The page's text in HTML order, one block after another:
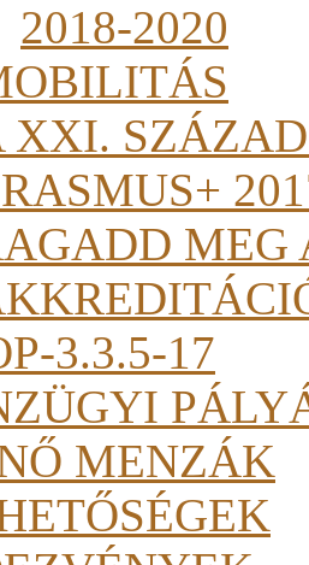
2018-2020
XXI.
MEG
3.3.5-17
MENZÁK